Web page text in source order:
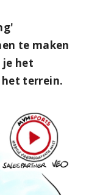
te maken
het
terrein.